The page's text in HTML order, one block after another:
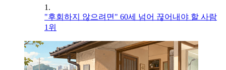
1.
"후회하지 않으려면" 60세 넘어 끊어내야 할 사람
1위